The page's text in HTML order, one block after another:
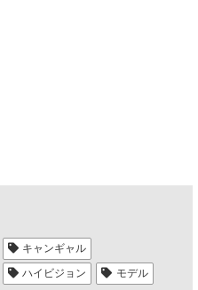
キャンギャル
ハイビジョン
モデル